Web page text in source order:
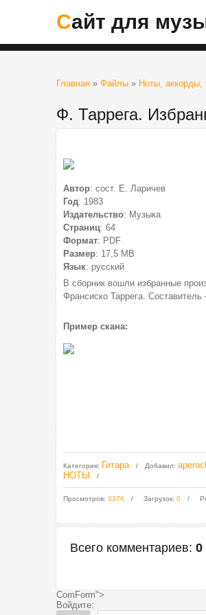
Сайт для
Главная » Файлы » Ноты, аккорды,
Ф. Таррега.
Автор: сост. Е. Ларичев
Год: 1983
Издательство: Музыка
Страниц: 64
Формат: PDF
Размер: 17,5 МВ
Язык: русский
В сборник вошли избранные
Франсиско Таррега.
Пример скана:
Категория: Гитара Добавил:
НОТЫ
Просмотров: 3376 Загрузок: 0
Всего комментариев: 0
ComForm">
Войдите: